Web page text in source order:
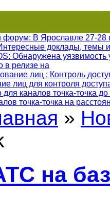
форум: В Ярославле 27-28
доклады, темы
: Обнаружена уязвимость
в релизе на
лиц : Контроль
лиц для контроля
каналов точка-точка до
точка-точка на
»
на